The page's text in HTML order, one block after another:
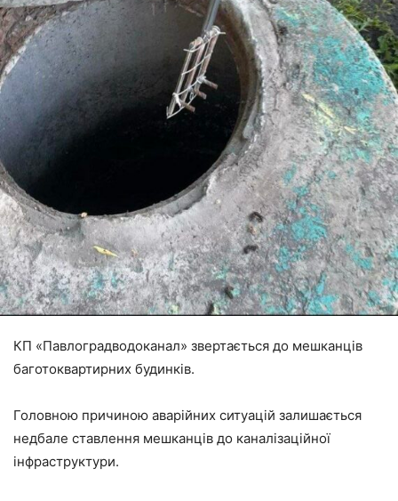
КП «Павлоградводоканал» звертається до мешканців
баготоквартирних будинків.
Головною причиною аварійних ситуацій залишається
недбале ставлення мешканців до каналізаційної
інфраструктури.